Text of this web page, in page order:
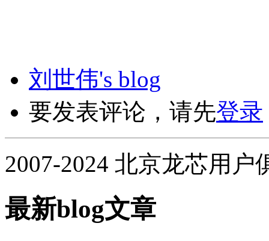
刘世伟's blog
要发表评论，请先登录
2007-2024 北京龙芯用户
最新blog文章